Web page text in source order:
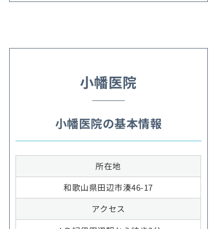
小幡医院
小幡医院の基本情報
所在地
和歌山県田辺市湊46-17
アクセス